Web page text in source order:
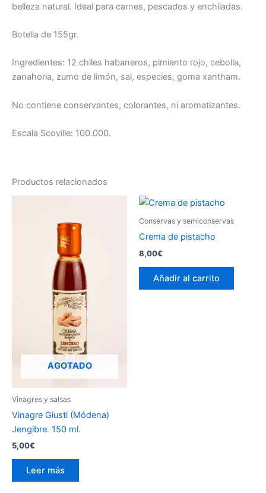
belleza natural. Ideal para carnes, pescados y enchiladas.
Botella de 155gr.
Ingredientes: 12 chiles habaneros, pimiento rojo, cebolla,
zanahoria, zumo de limón, sal, especies, goma xantham.
No contiene conservantes, colorantes, ni aromatizantes.
Escala Scoville: 100.000.
Productos relacionados
AGOTADO
Vinagres y salsas
Vinagre Giusti (Módena)
Jengibre. 150 ml.
5,00€
Leer más
Conservas y semiconservas
Crema de pistacho
8,00€
Añadir al carrito